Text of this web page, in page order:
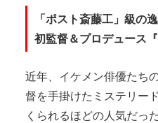
「ポスト斎藤工」級の
初監督＆プロデュース
近年、イケメン俳優たち
督を手掛けたミステリー
くられるほどの人気だっ